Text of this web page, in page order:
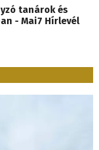
tanárok és
- Mai7 Hírlevél